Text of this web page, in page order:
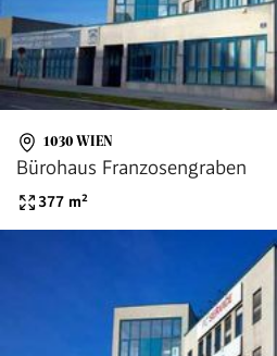
1030 WIEN
Bürohaus Franzosengraben
377 m²